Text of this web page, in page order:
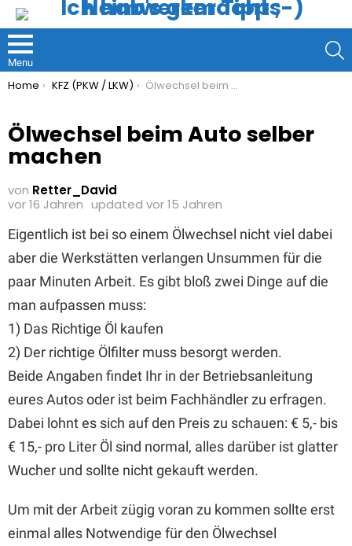
Menu
You are here:
Home KFZ (PKW / LKW) Ölwechsel beim Auto selber machen
Ölwechsel beim Auto selber
machen
von Retter_David
vor 16 Jahren updated vor 15 Jahren
Eigentlich ist bei so einem Ölwechsel nicht viel dabei
aber die Werkstätten verlangen Unsummen für die
paar Minuten Arbeit. Es gibt bloß zwei Dinge auf die
man aufpassen muss:
1) Das Richtige Öl kaufen
2) Der richtige Ölfilter muss besorgt werden.
Beide Angaben findet Ihr in der Betriebsanleitung
eures Autos oder ist beim Fachhändler zu erfragen.
Dabei lohnt es sich auf den Preis zu schauen: € 5,- bis
€ 15,- pro Liter Öl sind normal, alles darüber ist glatter
Wucher und sollte nicht gekauft werden.
Um mit der Arbeit zügig voran zu kommen sollte erst
einmal alles Notwendige für den Ölwechsel